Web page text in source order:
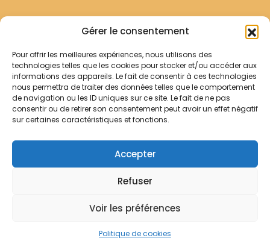
Gérer le consentement
Pour offrir les meilleures expériences, nous utilisons des
technologies telles que les cookies pour stocker et/ou accéder aux
informations des appareils. Le fait de consentir à ces technologies
nous permettra de traiter des données telles que le comportement
de navigation ou les ID uniques sur ce site. Le fait de ne pas
consentir ou de retirer son consentement peut avoir un effet négatif
sur certaines caractéristiques et fonctions.
Accepter
Refuser
Voir les préférences
Politique de cookies
Archives Franciscaines
RECHERCHER
Comment chercher ?
Les archives
Notre démarche
Contact